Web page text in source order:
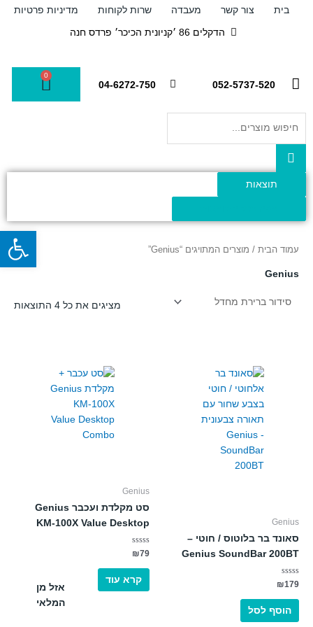
בית צור קשר מעבדה שרות לקוחות
מדיניות פרטיות
הדקלים 86 ׳קניונית הכיכר׳ פרדס חנה
052-5737-520
04-6272-750
0
עגלת
קניות
תוצאות
עמוד הבית / מוצרים המתויגים “Genius”
Genius
מציגים את כל ⁦4⁩ התוצאות
Genius
סאונד בר בלוטוס / חוטי –
Genius SoundBar 200BT
דורג
מתוך
₪179
הוסף לסל
אזל מן
המלאי
Genius
סט מקלדת ועכבר Genius
KM-100X Value Desktop
דורג
מתוך
₪79
קרא עוד